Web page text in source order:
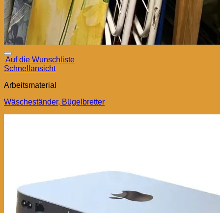
Auf die Wunschliste
Schnellansicht
Arbeitsmaterial
Wäscheständer, Bügelbretter